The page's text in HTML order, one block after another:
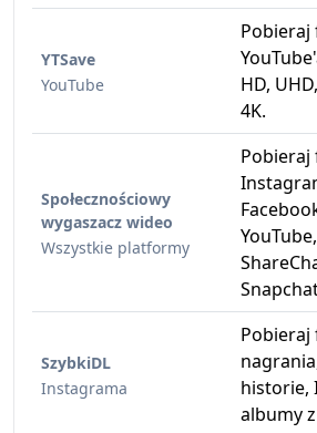
YTSave
YouTube
Pobieraj
HD,
4K.
Społecznościowy
wygaszacz wideo
Wszystkie platformy
Pobieraj
SzybkiDL
Instagrama
Pobieraj
historie,
albumy